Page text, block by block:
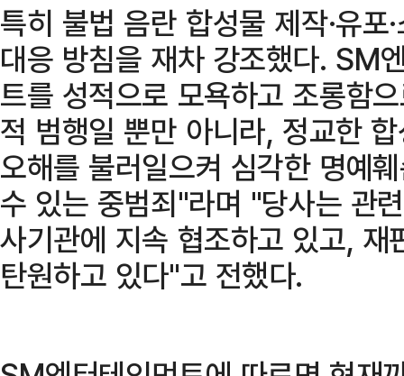
특히 불법 음란 합성물 제작·유
대응 방침을 재차 강조했다. SM
트를 성적으로 모욕하고 조롱함
적 범행일 뿐만 아니라, 정교한
오해를 불러일으켜 심각한 명예
수 있는 중범죄"라며 "당사는 관
사기관에 지속 협조하고 있고, 재
탄원하고 있다"고 전했다.